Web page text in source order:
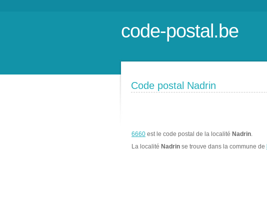
code-postal.be
Code postal Nadrin
6660 est le code postal de la localité Nadrin.
La localité Nadrin se trouve dans la commune de